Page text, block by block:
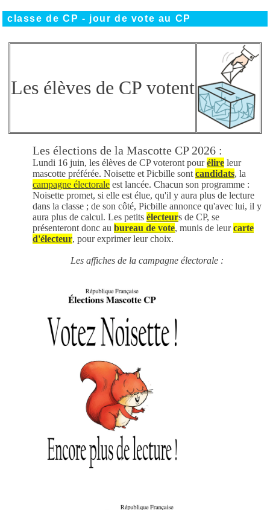
classe de CP - jour de vote au CP
Les élèves de CP votent
Les élections de la Mascotte CP 2026 :
Lundi 16 juin, les élèves de CP voteront pourélire leur
mascotte préférée. Noisette et Picbille sont candidats, la
campagne électorale est lancée. Chacun son programme :
Noisette promet, si elle est élue, qu'il y aura plus de lecture
dans la classe ; de son côté, Picbille annonce qu'avec lui, il y
aura plus de calcul. Les petits électeurs de CP, se
présenteront donc au bureau de vote, munis de leurcarte
d'électeur, pour exprimer leur choix.
Les affiches de la campagne électorale :